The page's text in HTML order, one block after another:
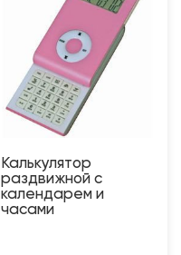
Калькулятор
раздвижной с
календарем и
часами